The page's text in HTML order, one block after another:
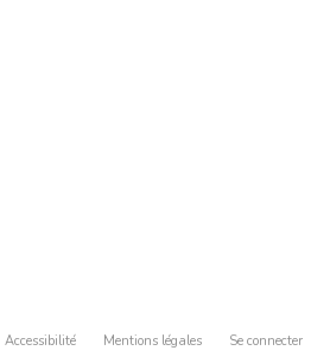
Accessibilité Mentions légales Se connecter